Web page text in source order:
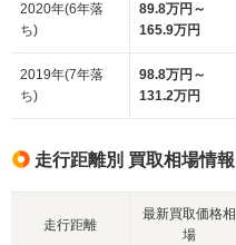
2020年(6年落
ち)
89.8万円～
165.9万円
2019年(7年落
ち)
98.8万円～
131.2万円
走行距離別 買取相場情報
走行距離
最新買取価格相
場